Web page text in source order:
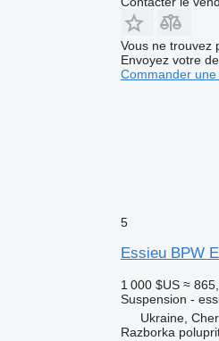
Vous ne trouvez
Envoyez votre
Commander
5
Essieu BPW
1 000 $US ≈
Suspension -
Ukraine,
Razborka